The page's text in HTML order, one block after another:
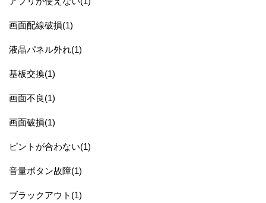
画面配線破損(1)
液晶パネル外れ(1)
基板交換(1)
画面不良(1)
画面破損(1)
ピントが合わない(1)
音量ボタン故障(1)
ブラックアウト(1)